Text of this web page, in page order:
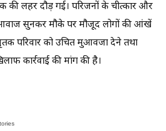
की लहर दौड़ गई। परिजनों के चीत्कार और
सुनकर मौके पर मौजूद लोगों की आंखें
परिवार को उचित मुआवजा देने तथा
कार्रवाई की मांग की है।